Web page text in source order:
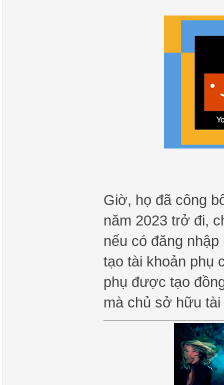
Giờ, họ đã công
năm 2023 trở đi,
nếu có đăng
tạo tài khoản phụ
phụ được tạo
mà chủ sở hữu